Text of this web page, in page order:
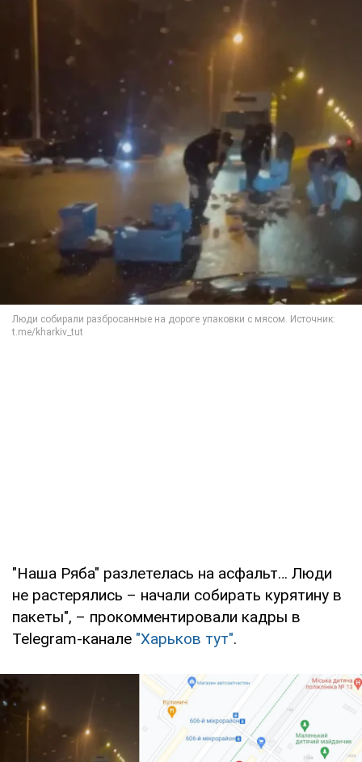
"Наша Ряба" разлетелась на асфальт… Люди
не растерялись – начали собирать курятину в
пакеты", – прокомментировали кадры в
Telegram-канале "Харьков тут".